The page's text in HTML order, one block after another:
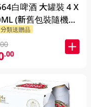
白啤酒 大罐裝 4 X
(新舊包裝隨機發
類送贈品
.00